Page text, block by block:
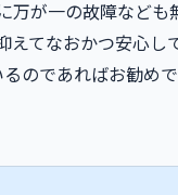
万が一の故障なども
えてなおかつ安心し
のであればお勧め